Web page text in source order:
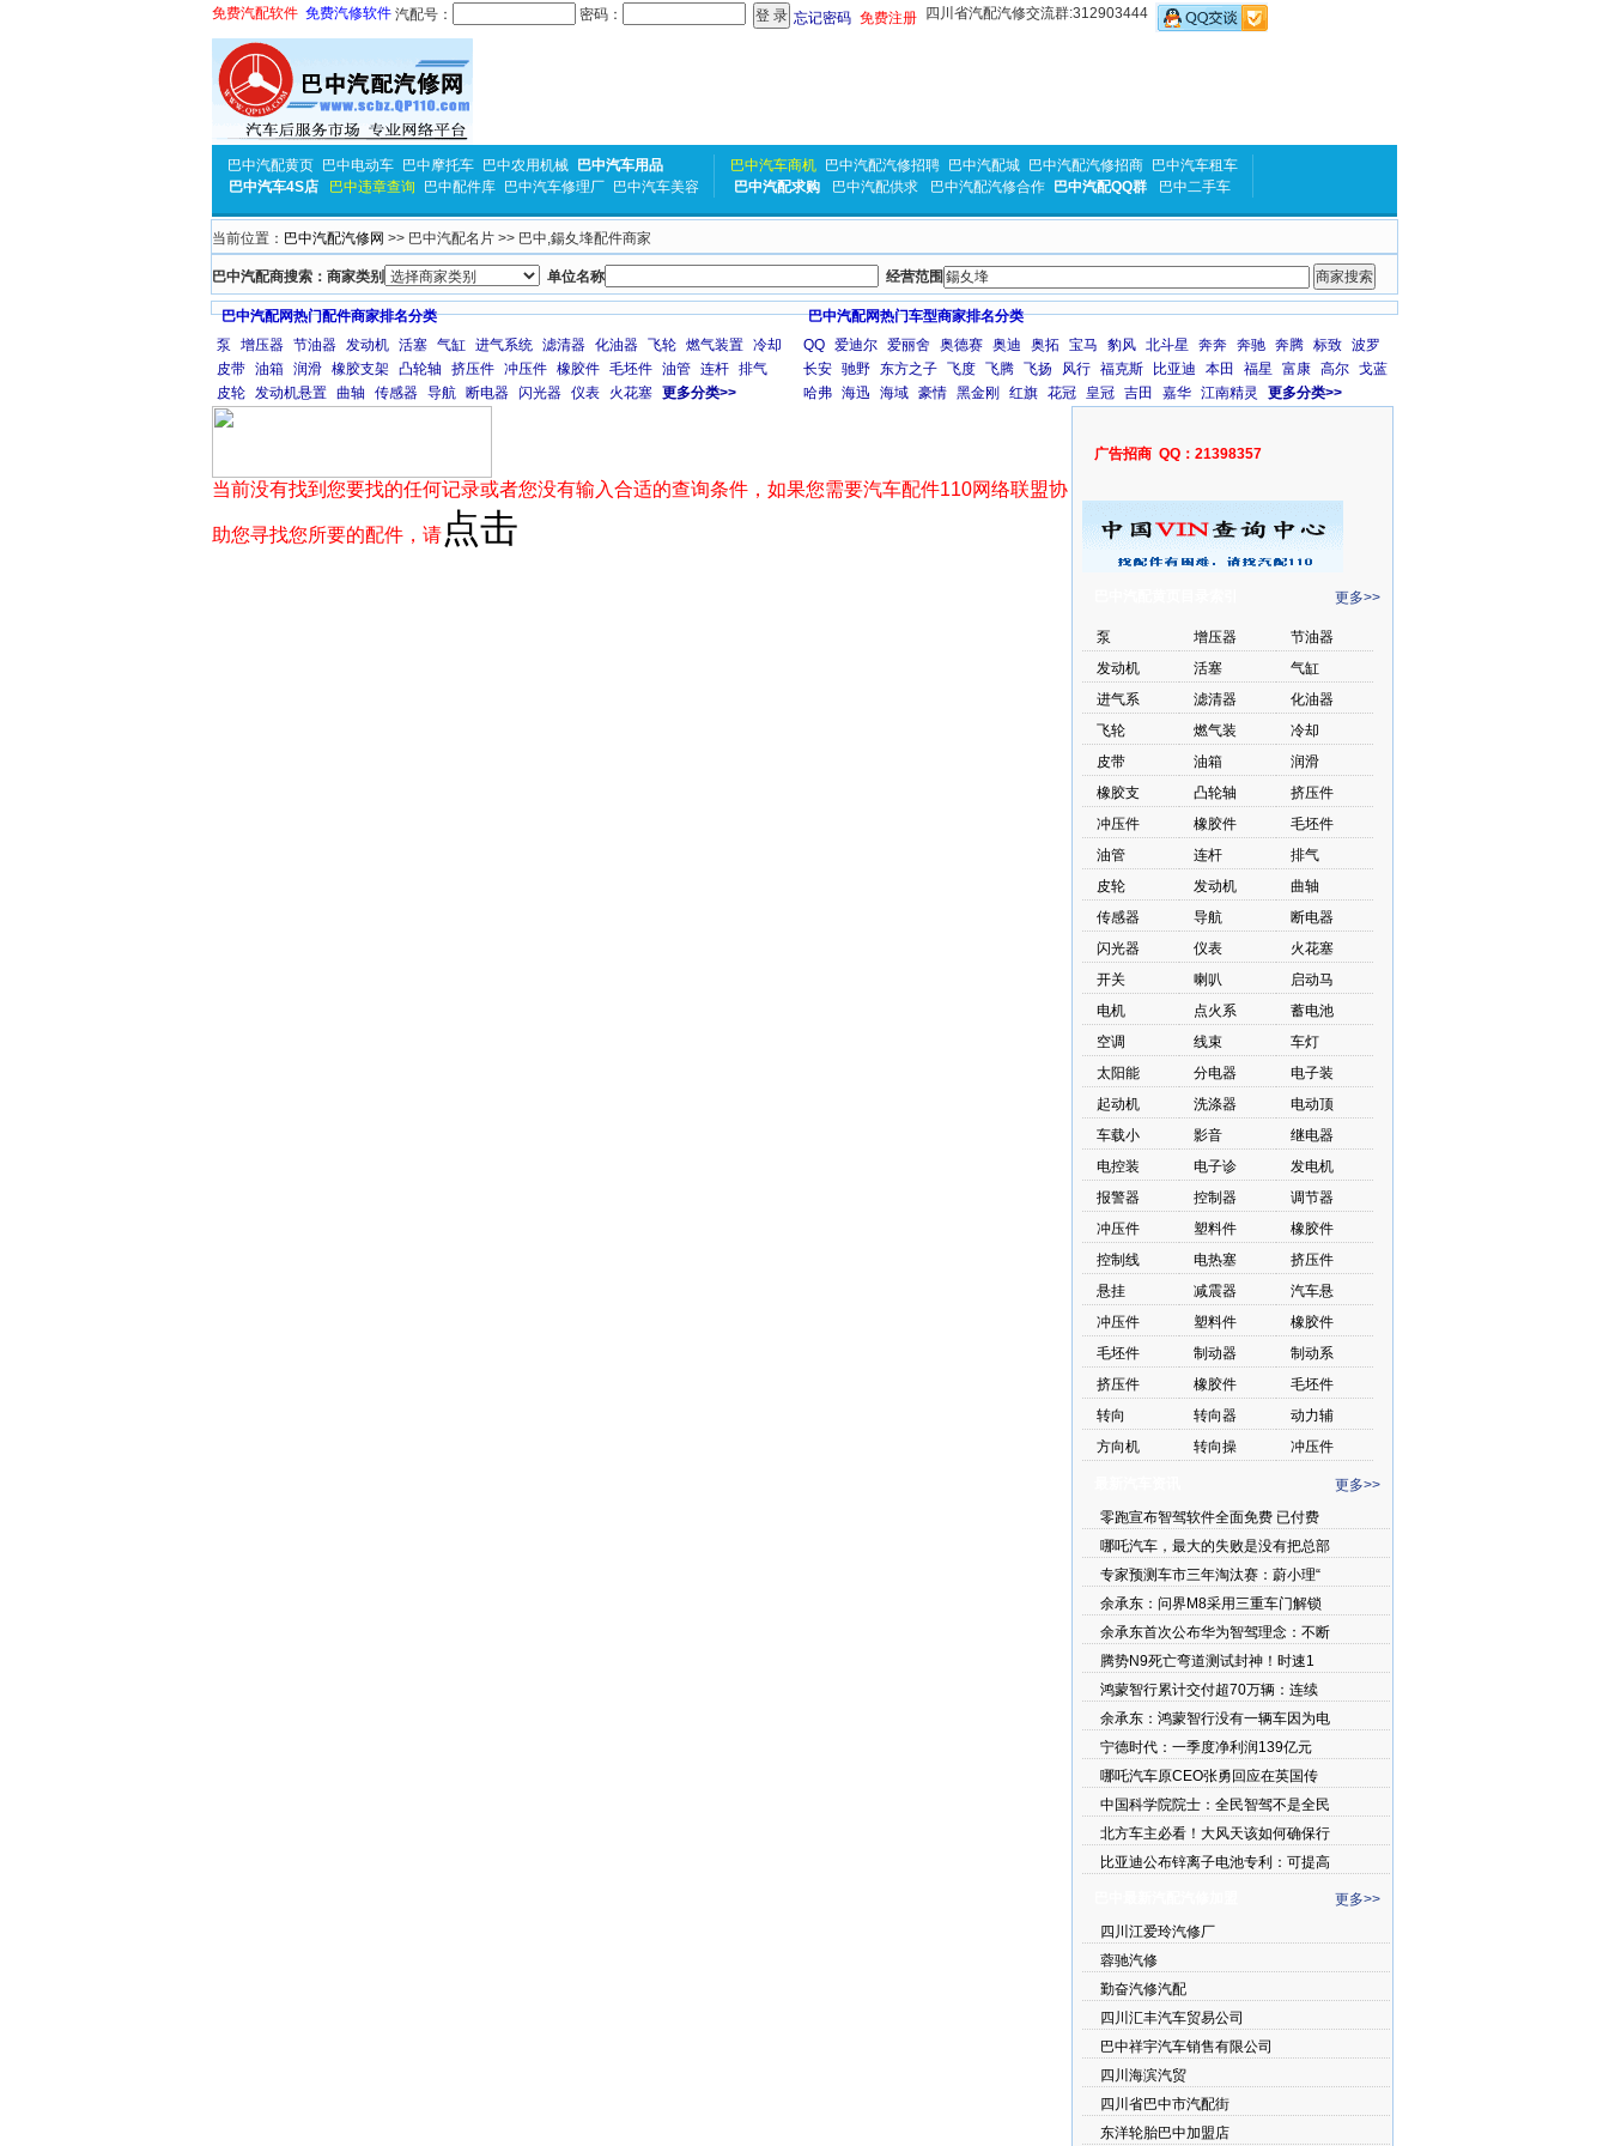
免费汽配软件 免费汽修软件 汽配号： 密码： 忘记密码 免费注册 四川省汽配汽修交流群:312903444
巴中汽配黄页 巴中电动车 巴中摩托车 巴中农用机械
巴中汽车用品
巴中汽车4S店
巴中违章查询 巴中配件库 巴中汽车修理厂 巴中汽车美容
巴中汽车商机 巴中汽配汽修招聘 巴中汽配城 巴中汽配汽修招商
巴中汽车租车
巴中汽配求购
巴中汽配供求 巴中汽配汽修合作 巴中汽配QQ群 巴中二手车
当前位置： 巴中汽配汽修网 >> 巴中汽配名片 >> 巴中,鍚夊埄配件商家
巴中汽配商搜索：商家类别 单位名称 经营范围
巴中汽配网热门配件商家排名分类
泵
增压器 节油器 发动机 活塞 气缸 进气系统 滤清器 化油器 飞轮 燃气装置 冷却
皮带 油箱 润滑 橡胶支架 凸轮轴 挤压件 冲压件 橡胶件 毛坯件 油管 连杆 排气
皮轮 发动机悬置 曲轴 传感器 导航 断电器 闪光器 仪表 火花塞 更多分类>>
巴中汽配网热门车型商家排名分类
QQ 爱迪尔 爱丽舍 奥德赛 奥迪 奥拓 宝马 豹风 北斗星 奔奔 奔驰 奔腾 标致 波罗
长安 驰野 东方之子 飞度 飞腾 飞扬 风行 福克斯 比亚迪 本田 福星 富康 高尔 戈蓝
哈弗 海迅 海域 豪情 黑金刚 红旗 花冠 皇冠 吉田 嘉华 江南精灵 更多分类>>
当前没有找到您要找的任何记录或者您没有输入合适的查询条件，如果您需要汽车配件110网络联盟协
助您寻找您所要的配件，请 点击
广告招商 QQ：21398357
更多>>
泵 增压器
节油器
发动机
活塞
气缸
进气系
滤清器
化油器
飞轮
燃气装
冷却
皮带
油箱
润滑
橡胶支
凸轮轴
挤压件
冲压件
橡胶件
毛坯件
油管
连杆
排气
皮轮
发动机
曲轴
传感器
导航
断电器
闪光器
仪表
火花塞
开关
喇叭
启动马
电机
点火系
蓄电池
空调
线束
车灯
太阳能
分电器
电子装
起动机
洗涤器
电动顶
车载小
影音
继电器
电控装
电子诊
发电机
报警器
控制器
调节器
冲压件
塑料件
橡胶件
控制线
电热塞
挤压件
悬挂
减震器
汽车悬
冲压件
塑料件
橡胶件
毛坯件
制动器
制动系
挤压件
橡胶件
毛坯件
转向
转向器
动力辅
方向机
转向操 冲压件
更多>>
零跑宣布智驾软件全面免费 已付费
哪吒汽车，最大的失败是没有把总部
专家预测车市三年淘汰赛：蔚小理“
余承东：问界M8采用三重车门解锁
余承东首次公布华为智驾理念：不断
腾势N9死亡弯道测试封神！时速1
鸿蒙智行累计交付超70万辆：连续
余承东：鸿蒙智行没有一辆车因为电
宁德时代：一季度净利润139亿元
哪吒汽车原CEO张勇回应在英国传
中国科学院院士：全民智驾不是全民
北方车主必看！大风天该如何确保行
比亚迪公布锌离子电池专利：可提高
更多>>
四川江爱玲汽修厂
蓉驰汽修
勤奋汽修汽配
四川汇丰汽车贸易公司
巴中祥宇汽车销售有限公司
四川海滨汽贸
四川省巴中市汽配街
东洋轮胎巴中加盟店